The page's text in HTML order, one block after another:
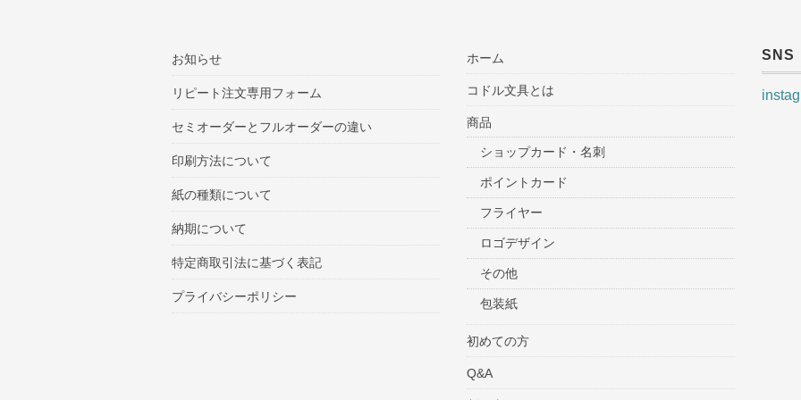
お知らせ
リピート注文専用フォーム
セミオーダーとフルオーダーの違い
印刷方法について
紙の種類について
納期について
特定商取引法に基づく表記
プライバシーポリシー
ホーム
コドル文具とは
商品
ショップカード・名刺
ポイントカード
フライヤー
ロゴデザイン
その他
包装紙
初めての方
Q&A
SNS